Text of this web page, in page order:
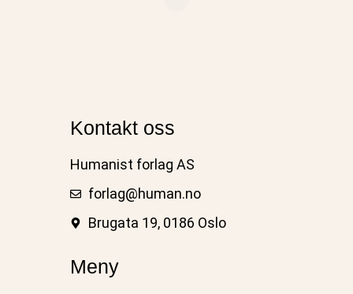
Kontakt oss
Humanist forlag AS
forlag@human.no
Brugata 19, 0186 Oslo
Meny